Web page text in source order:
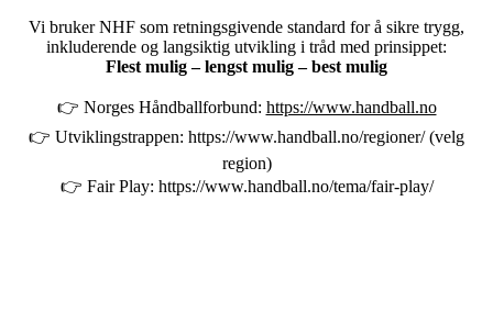
Vi bruker NHF som retningsgivende standard for å sikre trygg,
inkluderende og langsiktig utvikling i tråd med prinsippet:
Flest mulig – lengst mulig – best mulig
👉 Norges Håndballforbund: https://www.handball.no
👉 Utviklingstrappen: https://www.handball.no/regioner/(velg
region)
👉 Fair Play: https://www.handball.no/tema/fair-play/